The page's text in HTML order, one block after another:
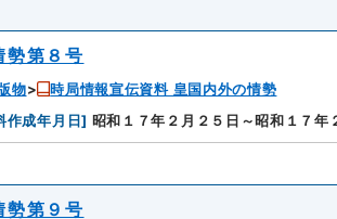
勢第８号
物
時局情報宣伝資料 皇国内外の情勢
作成年月日] 昭和１７年２月２５日～昭和１７年
勢第９号